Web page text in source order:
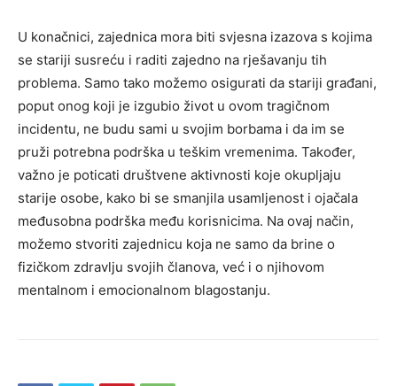
U konačnici, zajednica mora biti svjesna izazova s kojima
se stariji susreću i raditi zajedno na rješavanju tih
problema. Samo tako možemo osigurati da stariji građani,
poput onog koji je izgubio život u ovom tragičnom
incidentu, ne budu sami u svojim borbama i da im se
pruži potrebna podrška u teškim vremenima. Također,
važno je poticati društvene aktivnosti koje okupljaju
starije osobe, kako bi se smanjila usamljenost i ojačala
međusobna podrška među korisnicima. Na ovaj način,
možemo stvoriti zajednicu koja ne samo da brine o
fizičkom zdravlju svojih članova, već i o njihovom
mentalnom i emocionalnom blagostanju.